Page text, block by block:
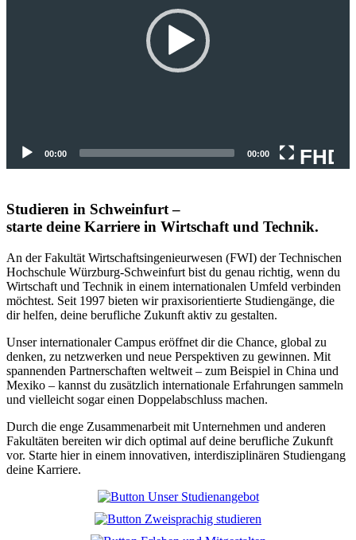
00:00 00:00 FHD
Studieren in Schweinfurt –
starte deine Karriere in Wirtschaft und Technik.
An der Fakultät Wirtschaftsingenieurwesen (FWI) der Technischen
Hochschule Würzburg-Schweinfurt bist du genau richtig, wenn du
Wirtschaft und Technik in einem internationalen Umfeld verbinden
möchtest. Seit 1997 bieten wir praxisorientierte Studiengänge, die
dir helfen, deine berufliche Zukunft aktiv zu gestalten.
Unser internationaler Campus eröffnet dir die Chance, global zu
denken, zu netzwerken und neue Perspektiven zu gewinnen. Mit
spannenden Partnerschaften weltweit – zum Beispiel in China und
Mexiko – kannst du zusätzlich internationale Erfahrungen sammeln
und vielleicht sogar einen Doppelabschluss machen.
Durch die enge Zusammenarbeit mit Unternehmen und anderen
Fakultäten bereiten wir dich optimal auf deine berufliche Zukunft
vor. Starte hier in einem innovativen, interdisziplinären Studiengang
deine Karriere.